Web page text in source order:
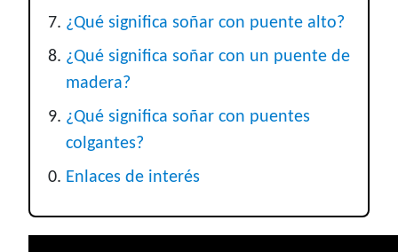
¿Qué significa soñar con puente alto?
¿Qué significa soñar con un puente de
madera?
¿Qué significa soñar con puentes
colgantes?
Enlaces de interés